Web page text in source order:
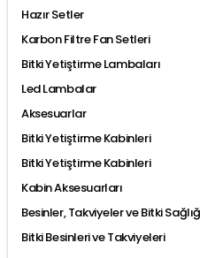
Hazır Setler
Karbon Filtre Fan Setleri
Bitki Yetiştirme Lambaları
Led Lambalar
Aksesuarlar
Bitki Yetiştirme Kabinleri
Bitki Yetiştirme Kabinleri
Kabin Aksesuarları
Besinler, Takviyeler ve Bitki
Bitki Besinleri ve Takviyeleri